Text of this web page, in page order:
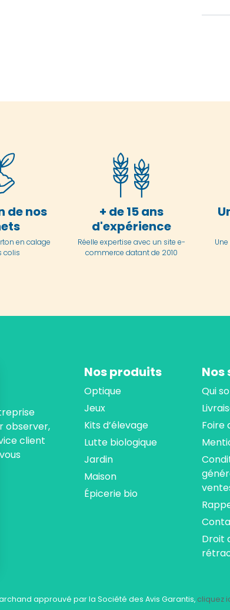
confidentialité, en garantissant la conformité avec les
de nos
en calage
colis
+ de 15 ans
d'expérience
Réelle expertise avec un site e-
commerce datant de 2010
observer,
client
Nos produits
Optique
Jeux
Kits d’élevage
Lutte biologique
Jardin
Maison
Épicerie bio
Nos
Qui
Foire
Droit
approuvé par la Société des Avis Garantis, cliquez